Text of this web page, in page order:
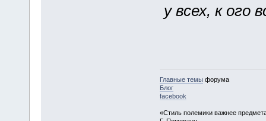
у всех, к ого
Главные темыфорума
Блог
facebook
«Стиль полемики важнее